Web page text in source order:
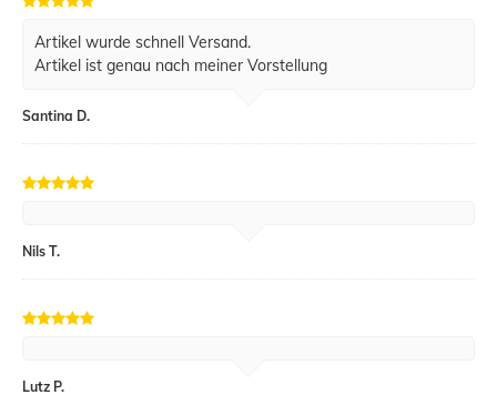
Artikel wurde schnell Versand.
Artikel ist genau nach meiner Vorstellung
Santina D.
Nils T.
Lutz P.